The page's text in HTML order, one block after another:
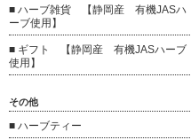
■ ハーブ雑貨 【静岡産 有機JASハ
ーブ使用】
■ ギフト 【静岡産 有機JASハーブ
使用】
その他
■ ハーブティー